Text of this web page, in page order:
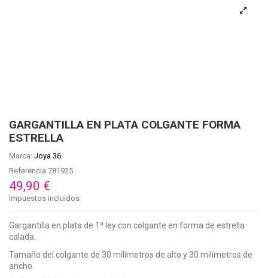
GARGANTILLA EN PLATA COLGANTE FORMA
ESTRELLA
Marca: Joya 36
Referencia 781925
49,90 €
Impuestos incluidos
Gargantilla en plata de 1ª ley con colgante en forma de estrella
calada.
Tamaño del colgante de 30 milímetros de alto y 30 milímetros de
ancho.